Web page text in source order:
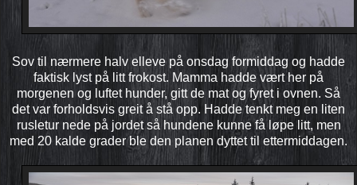
Sov til nærmere halv elleve på onsdag formiddag og hadde
faktisk lyst på litt frokost. Mamma hadde vært her på
morgenen og luftet hunder, gitt de mat og fyret i ovnen. Så
det var forholdsvis greit å stå opp. Hadde tenkt meg en liten
rusletur nede på jordet så hundene kunne få løpe litt, men
med 20 kalde grader ble den planen dyttet til ettermiddagen.